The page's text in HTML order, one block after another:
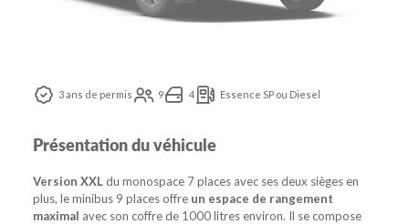
3 ans de permis 9 4 Essence SP ou Diesel
Présentation du véhicule
Version XXL du monospace 7 places avec ses deux sièges en
plus, le minibus 9 places offre un espace de rangement
maximal avec son coffre de 1000 litres environ. Il se compose